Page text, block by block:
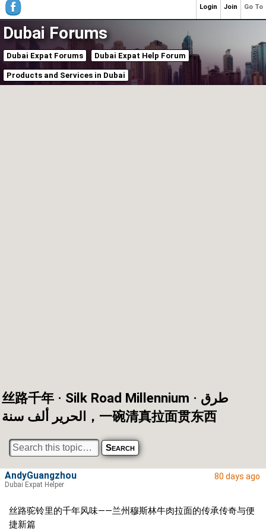
Dubai Forums
Dubai Expat Forums Dubai Expat Help Forum
Products and Services in Dubai
丝路千年 · Silk Road Millennium · طرق
الحرير ألف سنة，一碗清真拉面贯东西
80 days ago
丝路驼铃里的千年风味——兰州穆斯林牛肉拉面的传承传奇与便
捷新篇
AndyGuangzhou
Dubai Expat Helper
Go To
Join
Login